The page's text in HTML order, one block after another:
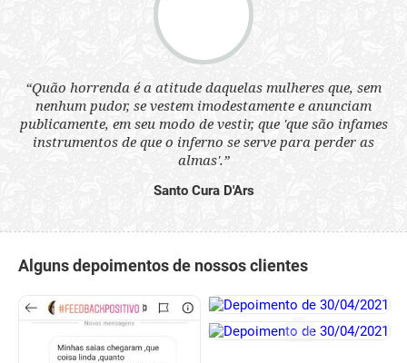
“Quão horrenda é a atitude daquelas mulheres que, sem
nenhum pudor, se vestem imodestamente e anunciam
publicamente, em seu modo de vestir, que 'que são infames
instrumentos de que o inferno se serve para perder as
almas'.”
Santo Cura D'Ars
Alguns depoimentos de nossos clientes